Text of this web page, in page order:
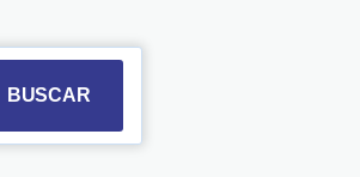
and select a date. Press the
calendar and select a date.
BUSCAR